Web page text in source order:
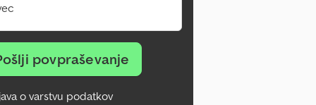
povpraševanje
o varstvu podatkov